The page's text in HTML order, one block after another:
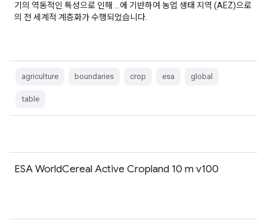
기의 역동적인 특성으로 인해 …에 기반하여 농업 생태 지역 (AEZ)으로
의 전 세계적 계층화가 수행되었습니다.
agriculture boundaries crop esa global
table
ESA WorldCereal Active Cropland 10 m v100